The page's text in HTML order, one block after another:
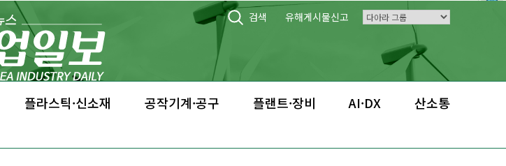
검색 유해게시물신고
플라스틱·신소재 공작기계·공구 플랜트·장비 AI·DX 산소통